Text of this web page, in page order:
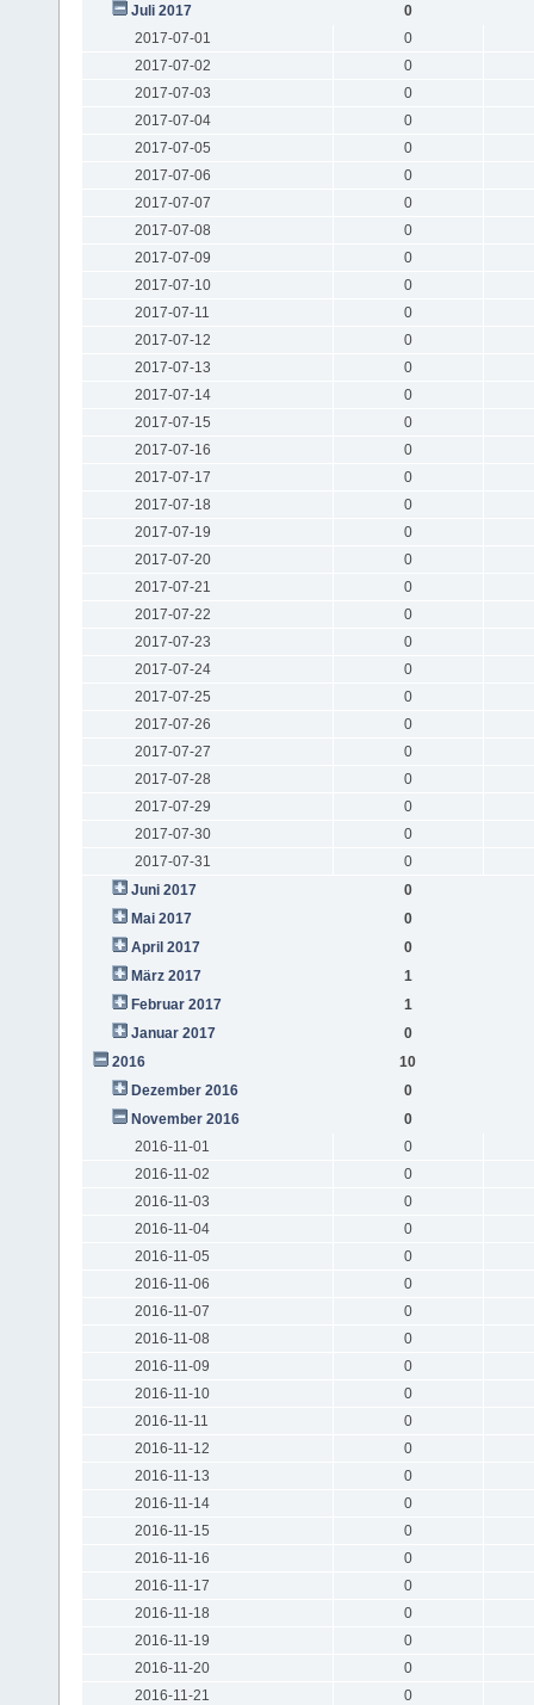
Juli 2017
0
2017-07-01
0
2017-07-02
0
2017-07-03
0
2017-07-04
0
2017-07-05
0
2017-07-06
0
2017-07-07
0
2017-07-08
0
2017-07-09
0
2017-07-10
0
2017-07-11
0
2017-07-12
0
2017-07-13
0
2017-07-14
0
2017-07-15
0
2017-07-16
0
2017-07-17
0
2017-07-18
0
2017-07-19
0
2017-07-20
0
2017-07-21
0
2017-07-22
0
2017-07-23
0
2017-07-24
0
2017-07-25
0
2017-07-26
0
2017-07-27
0
2017-07-28
0
2017-07-29
0
2017-07-30
0
2017-07-31
0
Juni 2017
0
Mai 2017
0
April 2017
0
März 2017
1
Februar 2017
1
Januar 2017
0
2016
10
Dezember 2016
0
November 2016
0
2016-11-01
0
2016-11-02
0
2016-11-03
0
2016-11-04
0
2016-11-05
0
2016-11-06
0
2016-11-07
0
2016-11-08
0
2016-11-09
0
2016-11-10
0
2016-11-11
0
2016-11-12
0
2016-11-13
0
2016-11-14
0
2016-11-15
0
2016-11-16
0
2016-11-17
0
2016-11-18
0
2016-11-19
0
2016-11-20
0
2016-11-21
0